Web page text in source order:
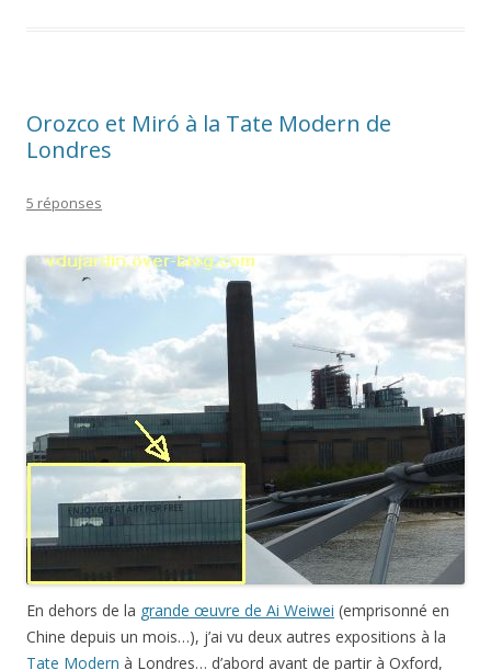
Orozco et Miró à la Tate Modern de
Londres
5 réponses
En dehors de la grande œuvre de Ai Weiwei (emprisonné en
Chine depuis un mois…), j’ai vu deux autres expositions à la
Tate Modern à Londres… d’abord avant de partir à Oxford,